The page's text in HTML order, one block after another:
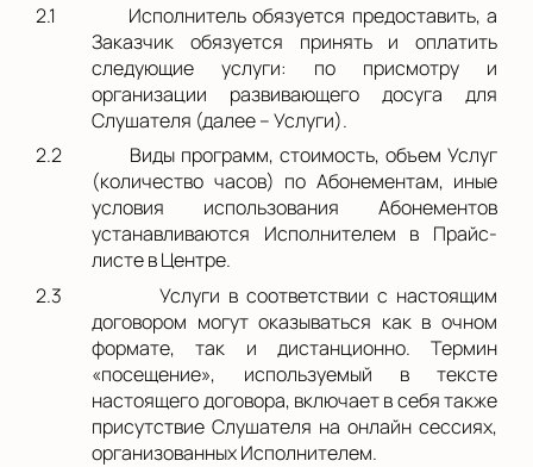
2.1
Исполнитель обязуется предоставить, а
Заказчик обязуется принять и оплатить
следующие услуги: по присмотру и
организации развивающего досуга для
Слушателя (далее – Услуги).
2.2
Виды программ, стоимость, объем Услуг
(количество часов) по Абонементам, иные
условия использования Абонементов
устанавливаются Исполнителем в Прайс-
листе в Центре.
2.3
Услуги в соответствии с настоящим
договором могут оказываться как в очном
формате, так и дистанционно. Термин
«посещение», используемый в тексте
настоящего договора, включает в себя также
присутствие Слушателя на онлайн сессиях,
организованных Исполнителем.